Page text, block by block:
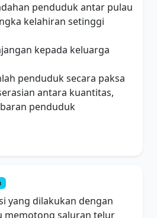
penduduk antar pulau
kelahiran setinggi
kepada keluarga
penduduk secara paksa
antara kuantitas,
penduduk
yang dilakukan dengan
memotong saluran telur